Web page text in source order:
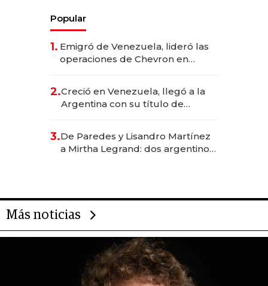
Popular
1. Emigró de Venezuela, lideró las
operaciones de Chevron en
2.Creció en Venezuela, llegó a la
Argentina con su título de
las marcas "fast premium"
3.De Paredes y Lisandro Martínez
a Mirtha Legrand: dos argentinos
Más noticias